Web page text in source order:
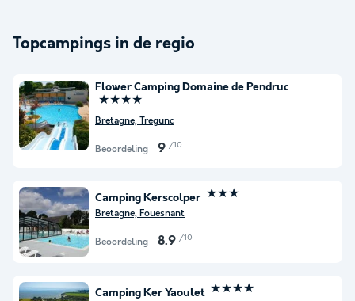
Topcampings in de regio
Flower Camping Domaine de Pendruc
★★★★
Bretagne, Tregunc
Beoordeling 9 /10
Camping Kerscolper ★★★
Bretagne, Fouesnant
Beoordeling 8.9 /10
Camping Ker Yaoulet ★★★★